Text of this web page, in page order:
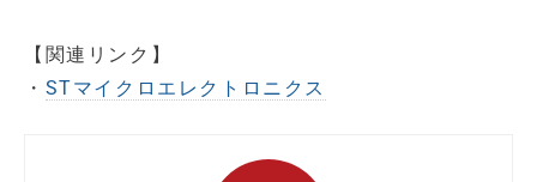
【関連リンク】
・ STマイクロエレクトロニクス